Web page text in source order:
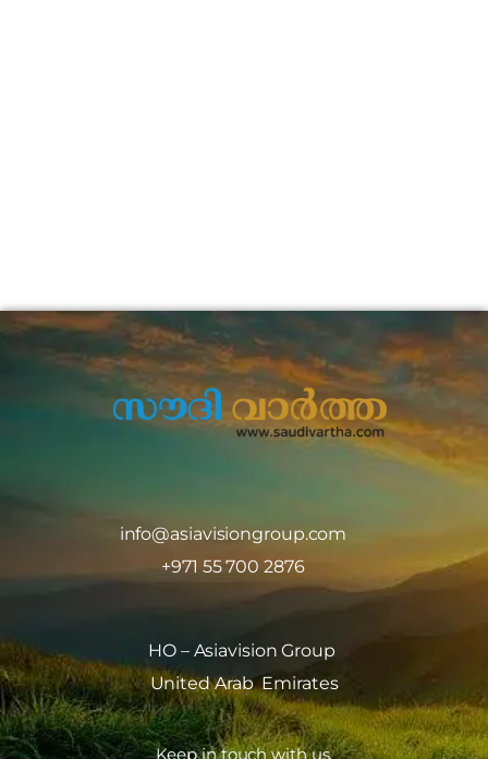
info@asiavisiongroup.com
+971 55 700 2876
HO – Asiavision Group
United Arab Emirates
Keep in touch with us.